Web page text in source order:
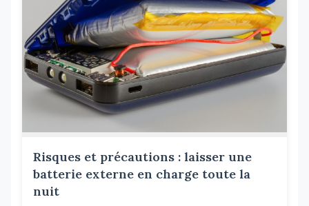
Risques et précautions : laisser une
batterie externe en charge toute la
nuit